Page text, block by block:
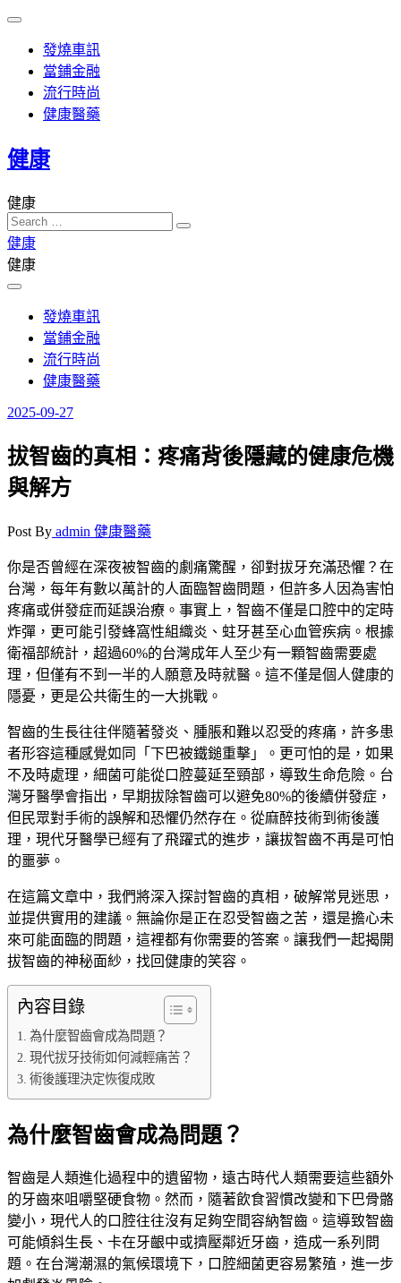
Skip
content
Topbar
發燒車訊
當鋪金融
流行時尚
健康醫藥
健康
健康
Search
…
健康
健康
發燒車訊
當鋪金融
流行時尚
健康醫藥
2025-09-27
拔智齒的真相：疼痛背後隱藏的健康危機
與解方
Post By admin 健康醫藥
你是否曾經在深夜被智齒的劇痛驚醒，卻對拔牙充滿恐懼？在
台灣，每年有數以萬計的人面臨智齒問題，但許多人因為害怕
疼痛或併發症而延誤治療。事實上，智齒不僅是口腔中的定時
炸彈，更可能引發蜂窩性組織炎、蛀牙甚至心血管疾病。根據
衛福部統計，超過60%的台灣成年人至少有一顆智齒需要處
理，但僅有不到一半的人願意及時就醫。這不僅是個人健康的
隱憂，更是公共衛生的一大挑戰。
智齒的生長往往伴隨著發炎、腫脹和難以忍受的疼痛，許多患
者形容這種感覺如同「下巴被鐵鎚重擊」。更可怕的是，如果
不及時處理，細菌可能從口腔蔓延至頸部，導致生命危險。台
灣牙醫學會指出，早期拔除智齒可以避免80%的後續併發症，
但民眾對手術的誤解和恐懼仍然存在。從麻醉技術到術後護
理，現代牙醫學已經有了飛躍式的進步，讓拔智齒不再是可怕
的噩夢。
在這篇文章中，我們將深入探討智齒的真相，破解常見迷思，
並提供實用的建議。無論你是正在忍受智齒之苦，還是擔心未
來可能面臨的問題，這裡都有你需要的答案。讓我們一起揭開
拔智齒的神秘面紗，找回健康的笑容。
內容目錄
為什麼智齒會成為問題？
現代拔牙技術如何減輕痛苦？
術後護理決定恢復成敗
為什麼智齒會成為問題？
智齒是人類進化過程中的遺留物，遠古時代人類需要這些額外
的牙齒來咀嚼堅硬食物。然而，隨著飲食習慣改變和下巴骨骼
變小，現代人的口腔往往沒有足夠空間容納智齒。這導致智齒
可能傾斜生長、卡在牙齦中或擠壓鄰近牙齒，造成一系列問
題。在台灣潮濕的氣候環境下，口腔細菌更容易繁殖，進一步